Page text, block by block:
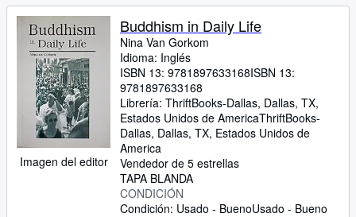
Imagen del editor
Buddhism in Daily Life
Nina Van Gorkom
Idioma: Inglés
ISBN 13: 9781897633168ISBN 13:
9781897633168
Librería: ThriftBooks-Dallas, Dallas, TX,
Estados Unidos de AmericaThriftBooks-
Dallas, Dallas, TX, Estados Unidos de
America
Vendedor de 5 estrellas
TAPA BLANDA
CONDICIÓN
Condición: Usado - BuenoUsado - Bueno